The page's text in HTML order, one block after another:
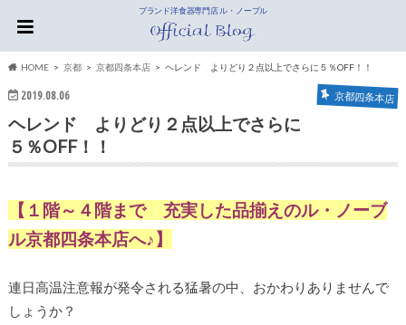
ブランド洋食器専門店 ル・ノーブル
HOME 京都 京都四条本店 ヘレンド よりどり２点以上でさらに５％OFF！！
2019.08.06 京都四条本店
ヘレンド よりどり２点以上でさらに
５％OFF！！
【１階～４階まで 充実した品揃えのル・ノーブ
ル京都四条本店へ♪】
連日高温注意報が発令される猛暑の中、おかわりありませんで
しょうか？